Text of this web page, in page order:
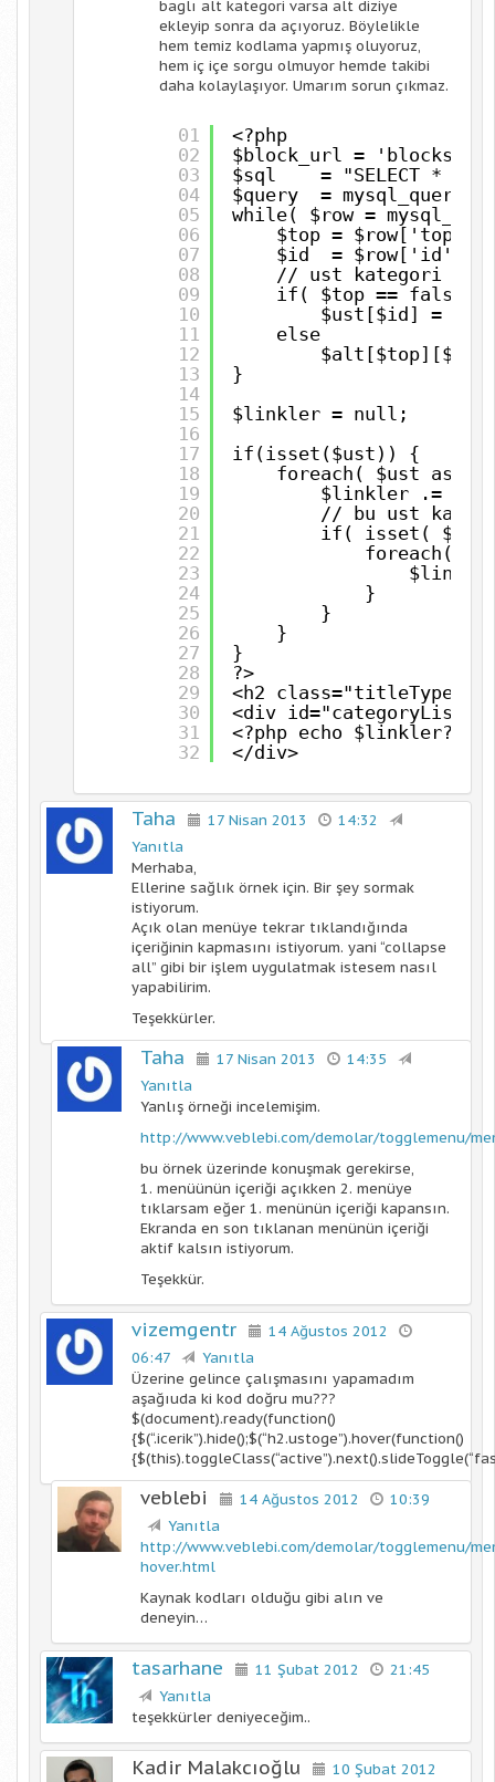
baglı alt kategori varsa alt diziye
ekleyip sonra da açıyoruz. Böylelikle
hem temiz kodlama yapmış oluyoruz,
hem iç içe sorgu olmuyor hemde takibi
daha kolaylaşıyor. Umarım sorun çıkmaz.
01
02
03
04
05
06
07
08
09
10
11
12
13
14
15
16
17
18
19
20
21
22
23
24
25
26
27
28
29
30
31
32
<?php
$block_url = 'blocks/
$sql = "SELECT *
$query =
while( $row =
$top = $row['top'];
$id = $row['id'];
// ust kategori ise
if( $top == false )
$ust[$id] =
else
$alt[$top][$id]
}
$linkler = null;
if(isset($ust)) {
foreach( $ust as
$linkler .= '<a
// bu ust
if( isset(
foreach(
}
}
}
}
?>
<h2
<div id="categoryList">
<?php echo $linkler?>
</div>
Taha 17 Nisan 2013
14:32
Yanıtla
Merhaba,
Ellerine sağlık örnek için. Bir şey sormak
istiyorum.
Açık olan menüye tekrar tıklandığında
içeriğinin kapmasını istiyorum. yani “collapse
all” gibi bir işlem uygulatmak istesem nasıl
yapabilirim.
Teşekkürler.
Taha 17 Nisan 2013
14:35
Yanıtla
Yanlış örneği incelemişim.
http://www.veblebi.com/demolar/togglemenu/
bu örnek üzerinde konuşmak gerekirse,
1. menüünün içeriği açıkken 2. menüye
tıklarsam eğer 1. menünün içeriği kapansın.
Ekranda en son tıklanan menünün içeriği
aktif kalsın istiyorum.
Teşekkür.
vizemgentr
14 Ağustos 2012
06:47
Yanıtla
Üzerine gelince çalışmasını yapamadım
aşağıuda ki kod doğru mu???
$(document).ready(function()
{$(“.icerik”).hide();$(“h2.ustoge”).hover(function()
veblebi 14 Ağustos 2012
10:39
Yanıtla
http://www.veblebi.com/demolar/togglemenu/
hover.html
Kaynak kodları olduğu gibi alın ve
deneyin…
tasarhane 11 Şubat 2012
21:45
Yanıtla
teşekkürler deniyeceğim..
Kadir Malakcıoğlu
10 Şubat 2012